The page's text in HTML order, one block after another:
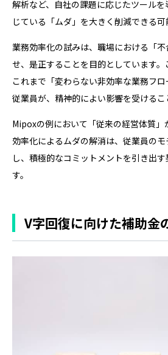
解析など、自社の課題に応じたツール
じている「ムダ」を大きく削減できる可
業務効率化の試みは、職場における「
せ、是正することを目的としています。
これまで「変わらない非効率な業務フ
従業員が、精神的によい影響を受けるこ
Mipoxの例において「従来の経営体質」
効率化によるムダの解消は、従業員の
し、積極的なコミットメントを引き出
す。
V字回復に向けた補助金